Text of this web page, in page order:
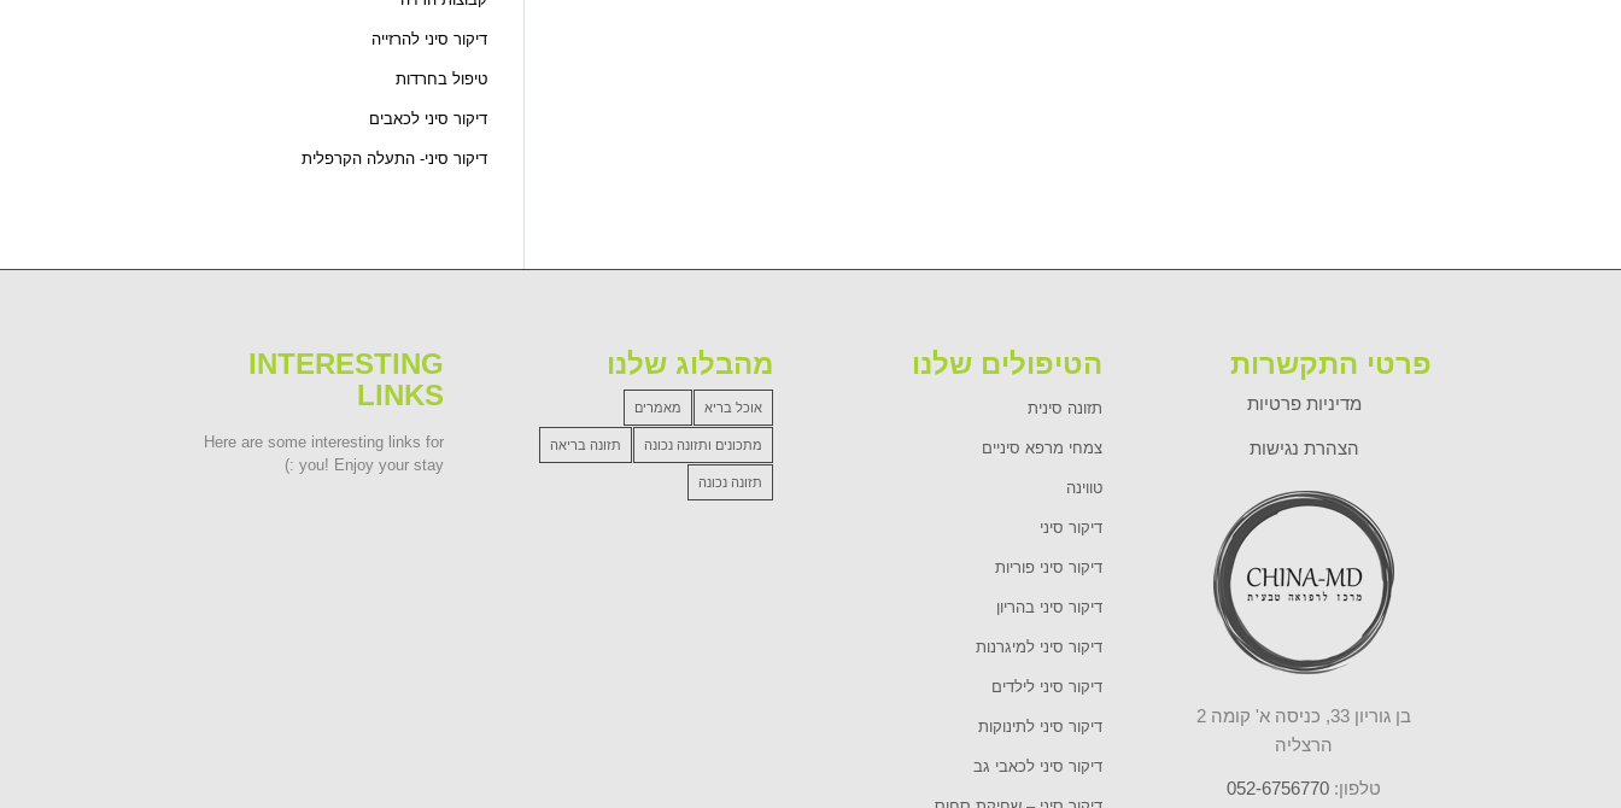
דיקור סיני להרזייה
טיפול בחרדות
דיקור סיני לכאבים
דיקור סיני- התעלה הקרפלית
INTERESTING
LINKS
Here are some interesting links for
you! Enjoy your stay :)
מהבלוג שלנו
אוכל בריא מאמרים
מתכונים ותזונה נכונה תזונה בריאה
תזונה נכונה
הטיפולים שלנו
תזונה סינית
צמחי מרפא סיניים
טווינה
דיקור סיני
דיקור סיני פוריות
דיקור סיני בהריון
דיקור סיני למיגרנות
דיקור סיני לילדים
דיקור סיני לתינוקות
דיקור סיני לכאבי גב
פרטי התקשרות
מדיניות פרטיות
הצהרת נגישות
בן גוריון 33, כניסה א' קומה 2
הרצליה
טלפון: 052-6756770